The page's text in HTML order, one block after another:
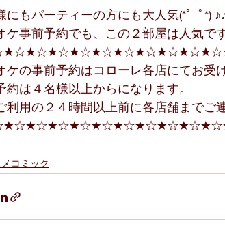
にもパーティーの方にも大人気(*ﾟｰﾟ*)
ケ事前予約でも、この２部屋は人気で
ケの事前予約はコローレ各店にてお受
予約は４名様以上か
利用の２４時間以上前に各店舗まで
コミック